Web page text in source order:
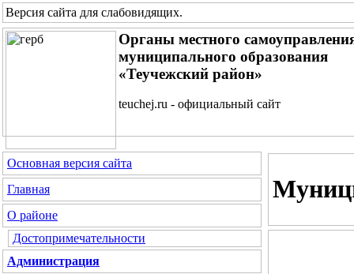
Версия сайта для слабовидящих.
Органы местного
муниципального образования
«Теучежский район»
teuchej.ru - официальный сайт
Основная версия сайта
Главная
О районе
Достопримечательности
Администрация